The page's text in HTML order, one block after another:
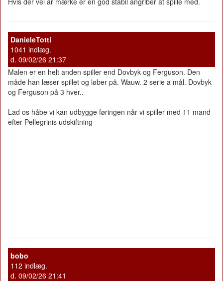
DanieleTotti
1041 indlæg.
d. 09/02/26 21:37
Malen er en helt anden spiller end Dovbyk og Ferguson. Den
måde han læser spillet og løber på. Wauw. 2 serie a mål. Dovbyk
og Ferguson på 3 hver..
Lad os håbe vi kan udbygge føringen når vi spiller med 11 mand
efter Pellegrinis udskiftning
bobo
112 indlæg.
d. 09/02/26 21:41